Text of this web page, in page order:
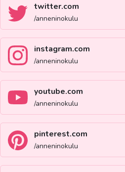
twitter.com
/anneninokulu
instagram.com
/anneninokulu
youtube.com
/anneninokulu
pinterest.com
/anneninokulu